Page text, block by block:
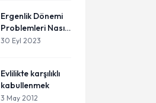
Ergenlik Dönemi
Problemleri Nasıl
Hafifletilebilir?
30 Eyl 2023
Evlilikte karşılıklı
kabullenmek
3 May 2012